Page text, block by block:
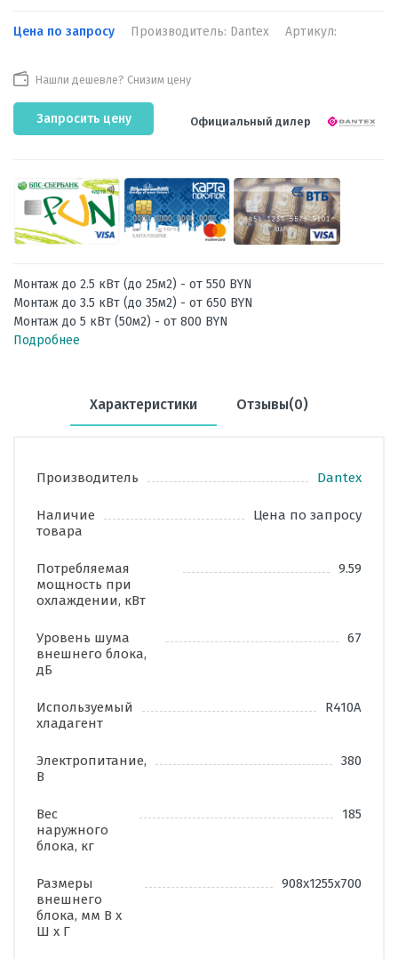
Цена по запросу Производитель: Dantex Артикул:
Нашли дешевле? Снизим цену
Запросить цену Официальный дилер
Монтаж до 2.5 кВт (до 25м2) - от 550 BYN
Монтаж до 3.5 кВт (до 35м2) - от 650 BYN
Монтаж до 5 кВт (50м2) - от 800 BYN
Подробнее
Характеристики Отзывы(0)
Производитель Dantex
Наличие
товара
Цена по запросу
Потребляемая
мощность при
охлаждении, кВт
9.59
Уровень шума
внешнего блока,
дБ
67
Используемый
хладагент
R410A
Электропитание,
В
380
Вес
наружного
блока, кг
185
Размеры
внешнего
блока, мм В х
Ш х Г
908х1255х700